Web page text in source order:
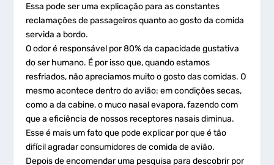
Essa pode ser uma explicação para as constantes
reclamações de passageiros quanto ao gosto da comida
servida a bordo.
O odor é responsável por 80% da capacidade gustativa
do ser humano. É por isso que, quando estamos
resfriados, não apreciamos muito o gosto das comidas. O
mesmo acontece dentro do avião: em condições secas,
como a da cabine, o muco nasal evapora, fazendo com
que a eficiência de nossos receptores nasais diminua.
Esse é mais um fato que pode explicar por que é tão
difícil agradar consumidores de comida de avião.
Depois de encomendar uma pesquisa para descobrir por